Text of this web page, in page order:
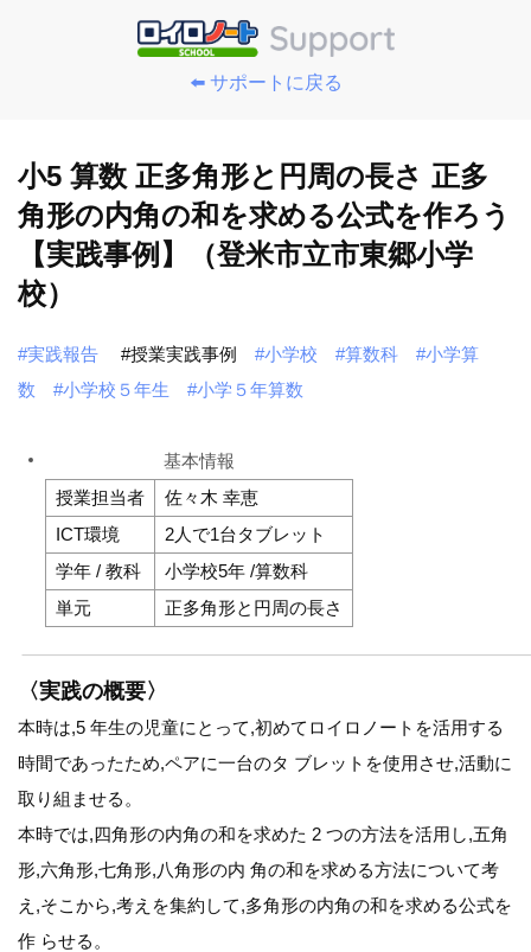
⬅️ サポートに戻る
小5 算数 正多角形と円周の長さ 正多
角形の内角の和を求める公式を作ろう
【実践事例】（登米市立市東郷小学
校）
#実践報告 #授業実践事例 #小学校 #算数科
#小学算
数
#小学校５年生 #小学５年算数
基本情報
授業担当者
佐々木 幸恵
ICT環境
2人で1台タブレット
学年 / 教科
小学校5年 /算数科
単元
正多角形と円周の長さ
〈実践の概要〉
本時は,5 年生の児童にとって,初めてロイロノートを活用する
時間であったため,ペアに一台のタ ブレットを使用させ,活動に
取り組ませる。
本時では,四角形の内角の和を求めた 2 つの方法を活用し,五角
形,六角形,七角形,八角形の内 角の和を求める方法について考
え,そこから,考えを集約して,多角形の内角の和を求める公式を
作 らせる。